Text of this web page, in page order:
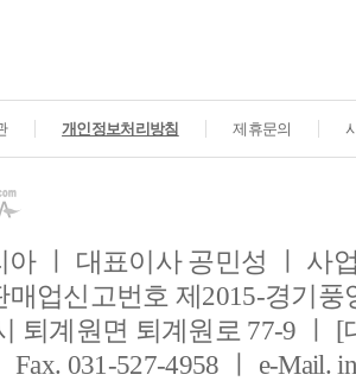
개인정보처리방침 제휴문의
ㅣ 대표이사 공민성 ㅣ 사
매업신고번호 제2015-경기풍
퇴계원면 퇴계원로 77-9 ㅣ [
Fax. 031-527-4958 ㅣ e-Mail.